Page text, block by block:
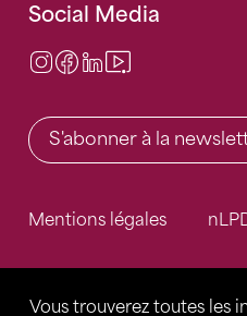
Vous trouverez toutes les
Social Media
Instagram
Facebook
LinkedIn
S'abonner à la
Mentions légales